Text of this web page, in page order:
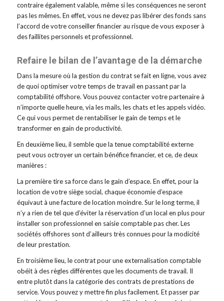
contraire également valable, même si les conséquences ne seront
pas les mêmes. En effet, vous ne devez pas libérer des fonds sans
l’accord de votre conseiller financier au risque de vous exposer à
des faillites personnels et professionnel.
Refaire le bilan de l’avantage de la démarche
Dans la mesure où la gestion du contrat se fait en ligne, vous avez
de quoi optimiser votre temps de travail en passant par la
comptabilité offshore. Vous pouvez contacter votre partenaire à
n’importe quelle heure, via les mails, les chats et les appels vidéo.
Ce qui vous permet de rentabiliser le gain de temps et le
transformer en gain de productivité.
En deuxième lieu, il semble que la tenue comptabilité externe
peut vous octroyer un certain bénéfice financier, et ce, de deux
manières :
La première tire sa force dans le gain d’espace. En effet, pour la
location de votre siège social, chaque économie d’espace
équivaut à une facture de location moindre. Sur le long terme, il
n’y a rien de tel que d’éviter la réservation d’un local en plus pour
installer son professionnel en saisie comptable pas cher. Les
sociétés offshores sont d’ailleurs très connues pour la modicité
de leur prestation.
En troisième lieu, le contrat pour une externalisation comptable
obéit à des règles différentes que les documents de travail. Il
entre plutôt dans la catégorie des contrats de prestations de
service. Vous pouvez y mettre fin plus facilement. Et passer par